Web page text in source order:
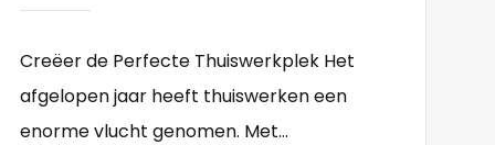
Creëer de Perfecte Thuiswerkplek Het
afgelopen jaar heeft thuiswerken een
enorme vlucht genomen. Met...